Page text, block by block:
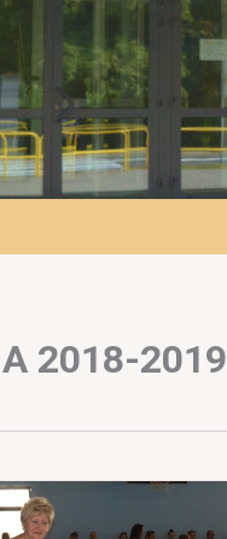
2018-2019